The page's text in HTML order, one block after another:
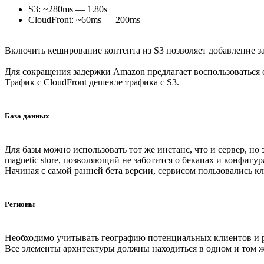
S3: ~280ms — 1.80s
CloudFront: ~60ms — 200ms
Включить кеширование контента из S3 позволяет добавление
Для сокращения задержки Amazon предлагает
Трафик с CloudFront дешевле трафика c S3.
База данных
Для базы можно использовать тот же инстанс, что и сервер,
magnetic store, позволяющий не заботится о бекапах и
Начиная с самой ранней бета версии, сервисом
Регионы
Необходимо учитывать географию потенциальных клиентов и
Все элементы архитектуры должны находиться в одном и том